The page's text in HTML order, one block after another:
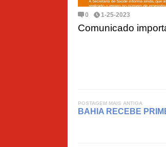
0 1-25-2023
Comunicado
POSTAGEM MAIS ANTIGA
BAHIA RECEBE